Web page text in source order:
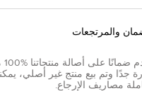
والمرتجعات
مصاريف الإرجاع.